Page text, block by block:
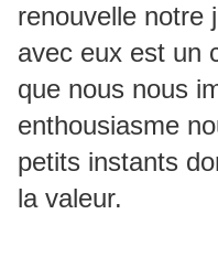
renouvelle notre
avec eux est un
que nous nous
enthousiasme
petits instants
la valeur.